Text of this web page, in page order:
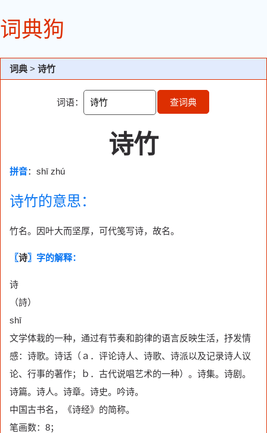
词典狗
词典 > 诗竹
词语： 查词典
诗竹
拼音：shī zhú
诗竹的意思：
竹名。因叶大而坚厚，可代笺写诗，故名。
〖诗〗字的解释：
诗
（詩）
shī
文学体栽的一种，通过有节奏和韵律的语言反映生活，抒发情
感：诗歌。诗话（ａ．评论诗人、诗歌、诗派以及记录诗人议
论、行事的著作；ｂ．古代说唱艺术的一种）。诗集。诗剧。
诗篇。诗人。诗章。诗史。吟诗。
中国古书名，《诗经》的简称。
笔画数：8；